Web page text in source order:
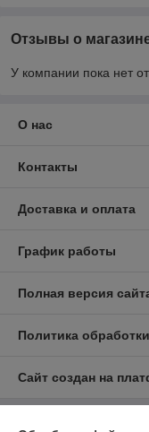
Отзывы о
У компании пока нет
О нас
Контакты
Доставка и оплата
График работы
Полная версия
Политика
Сайт создан на